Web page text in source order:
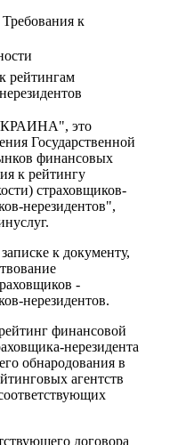
Требования к
рейтингам
это
Государственной
финансовых
к рейтингу
страховщиков-
нерезидентов",
к документу,
-
нерезидентов.
финансовой
нерезидента
обнародования в
агентств
договора